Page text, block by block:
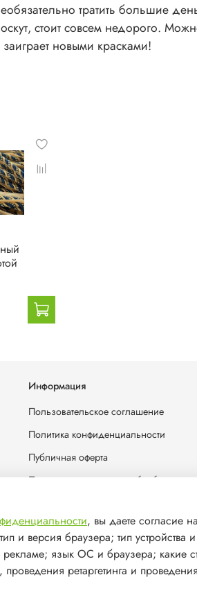
тратить большие
стоит совсем недорого.
новыми красками!
Информация
Пользовательское соглашение
Политика конфиденциальности
Публичная оферта
Политика в отношении обработки
, вы даете согласие
и версия браузера; тип устройства
язык ОС и браузера; какие
ретаргетинга и проведения